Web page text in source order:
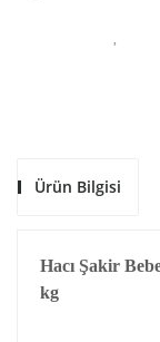
Ürün Bilgisi
Hacı Şakir
kg